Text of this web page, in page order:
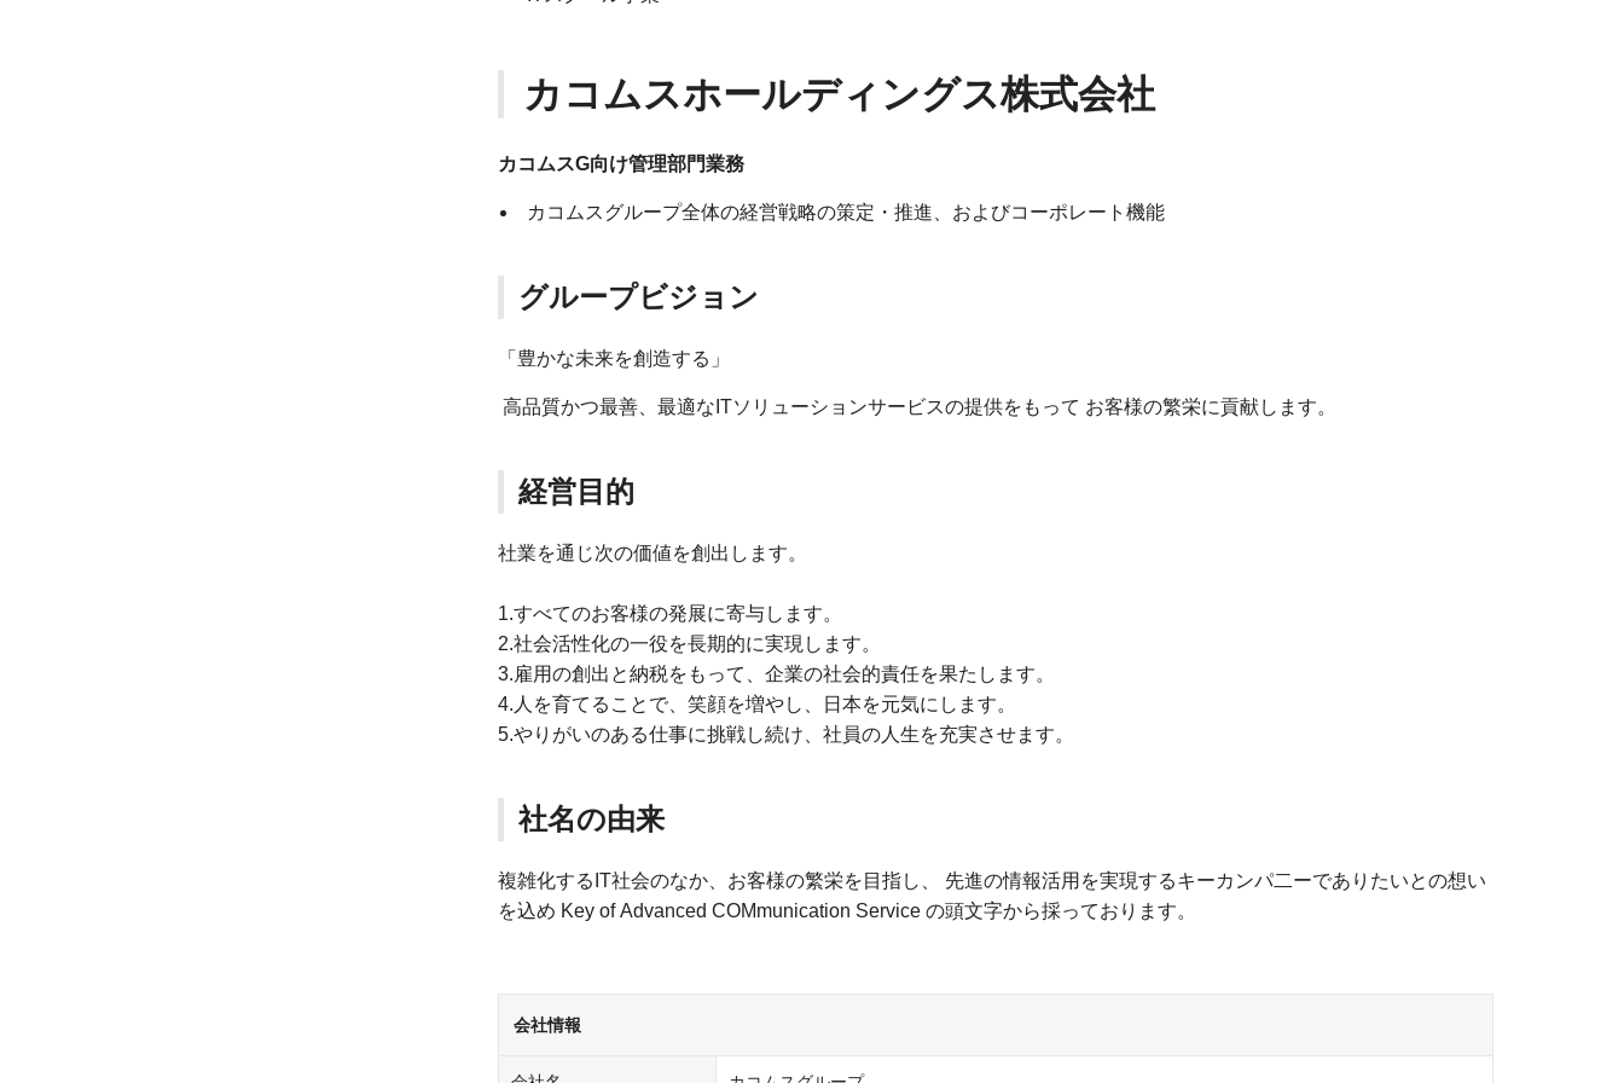
カコムスホールディングス株式会社
カコムスG向け管理部門業務
カコムスグループ全体の経営戦略の策定・推進、およびコーポレート機能
グループビジョン
「豊かな未来を創造する」
高品質かつ最善、最適なITソリューションサービスの提供をもって お客様の繁栄に貢献します。
経営目的
社業を通じ次の価値を創出します。
1.すべてのお客様の発展に寄与します。
2.社会活性化の一役を長期的に実現します。
3.雇用の創出と納税をもって、企業の社会的責任を果たします。
4.人を育てることで、笑顔を増やし、日本を元気にします。
5.やりがいのある仕事に挑戦し続け、社員の人生を充実させます。
社名の由来
複雑化するIT社会のなか、お客様の繁栄を目指し、 先進の情報活用を実現するキーカンパ二ーでありたいとの想い
を込め Key of Advanced COMmunication Service の頭文字から採っております。
会社情報